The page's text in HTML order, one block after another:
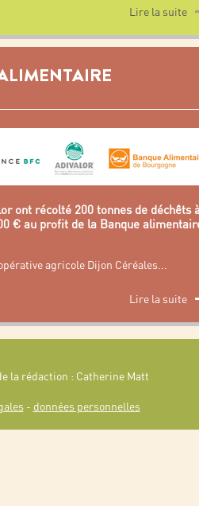
Lire la suite
ont récolté 200 tonnes de déchêts
€ au profit de la Banque
agricole Dijon Céréales...
Lire la suite
la rédaction : Catherine Matt
- données personnelles